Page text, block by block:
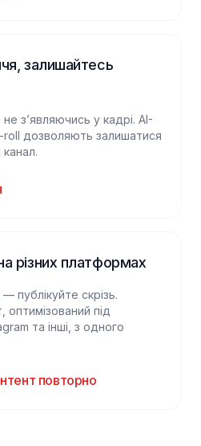
залишайтесь
зʼявляючись у кадрі. AI-
roll дозволяють залишатися
різних платформах
публікуйте скрізь.
оптимізований під
та інші, з одного
повторно